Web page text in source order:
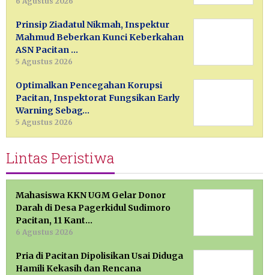
Prinsip Ziadatul Nikmah, Inspektur
Mahmud Beberkan Kunci Keberkahan
ASN Pacitan …
5 Agustus 2026
Optimalkan Pencegahan Korupsi
Pacitan, Inspektorat Fungsikan Early
Warning Sebag…
5 Agustus 2026
Lintas Peristiwa
Mahasiswa KKN UGM Gelar Donor
Darah di Desa Pagerkidul Sudimoro
Pacitan, 11 Kant…
6 Agustus 2026
Pria di Pacitan Dipolisikan Usai Diduga
Hamili Kekasih dan Rencana